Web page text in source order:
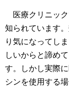
医療クリニック
知られています
り気になってし
しいからと諦め
す。しかし実際
シンを使用する